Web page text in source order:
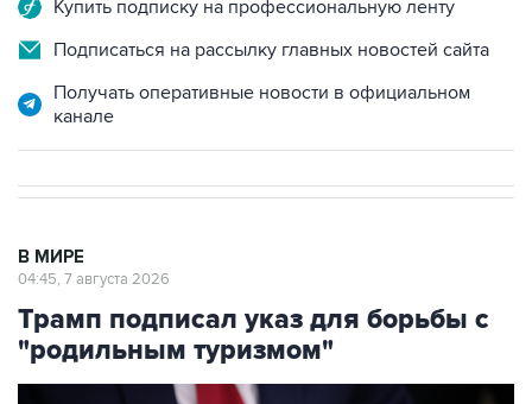
Купить подписку на профессиональную ленту
Подписаться на рассылку главных новостей сайта
Получать оперативные новости в официальном
канале
В МИРЕ
04:45, 7 августа 2026
Трамп подписал указ для борьбы с
"родильным туризмом"